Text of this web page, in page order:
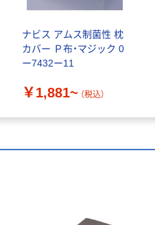
ナビス アムス制菌性 枕
カバー Ｐ布・マジック 0
ー7432ー11
￥1,881~ （税込）